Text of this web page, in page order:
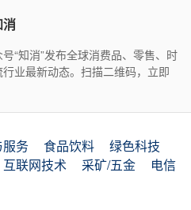
消
“知消”发布全球消费品、零售、时
行业最新动态。扫描二维码，立即
务 食品饮料
绿色科技
互联网技术 采矿/五金
电信